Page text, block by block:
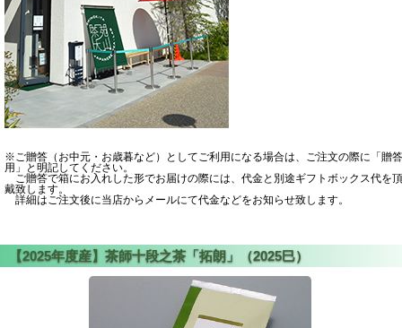
※ご贈答（お中元・お歳暮など）としてご利用になる場合は、ご注文の際に「贈答
用」と明記してください。
ご贈答で箱にお入れした形でお届けの際には、代金と別途ギフトボックス代を頂
戴致します。
詳細はご注文後に当店からメールにて代金などをお知らせ致します。